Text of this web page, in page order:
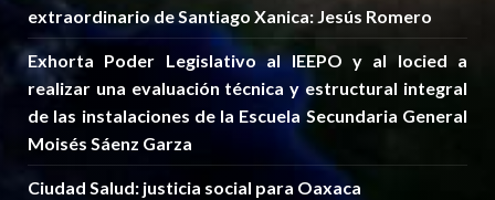
extraordinario de Santiago Xanica: Jesús Romero
Exhorta Poder Legislativo al IEEPO y al Iocied a
realizar una evaluación técnica y estructural integral
de las instalaciones de la Escuela Secundaria General
Moisés Sáenz Garza
Ciudad Salud: justicia social para Oaxaca